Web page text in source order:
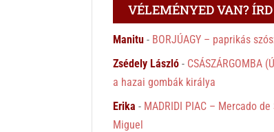
VÉLEMÉNYED VAN?
Manitu - BORJÚAGY – paprikás
Zsédely László - CSÁSZÁRGOMBA
a hazai gombák királya
Erika - MADRIDI PIAC – Mercado de
Miguel